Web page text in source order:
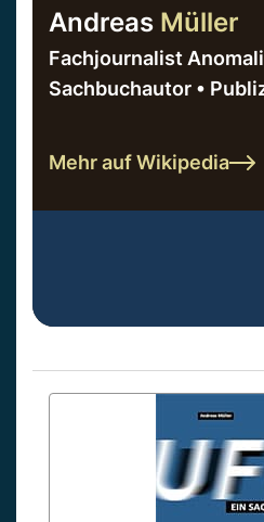
Andreas Müller
Fachjournalist
Sachbuchautor •
Mehr auf Wikipedia